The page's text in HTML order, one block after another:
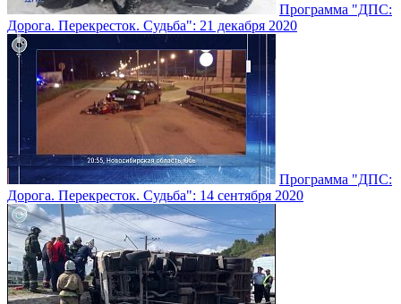
Программа "ДПС:
Дорога. Перекресток. Судьба": 21 декабря 2020
Программа "ДПС:
Дорога. Перекресток. Судьба": 14 сентября 2020